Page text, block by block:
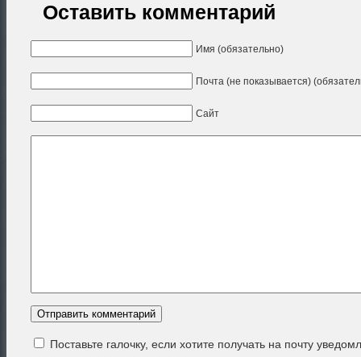
Оставить комментарий
Имя (обязательно)
Почта (не показывается)
Сайт
Поставьте галочку, если хотите получать на почту